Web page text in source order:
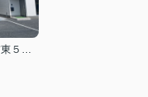
三戸郡階上町蒼前東５丁目